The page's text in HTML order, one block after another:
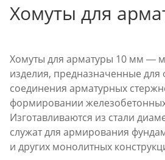
Хомуты для
Хомуты для арматуры 10 мм ―
изделия, предназначенные для
соединения арматурных
формировании
Изготавливаются из стали
служат для армирования
и других монолитных